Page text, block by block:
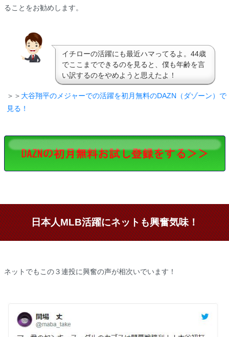
ることをお勧めします。
イチローの活躍にも最近ハマってるよ。44歳
でここまでできるのを見ると、僕も年齢を言
い訳するのをやめようと思えたよ！
＞＞大谷翔平のメジャーでの活躍を初月無料のDAZN（ダゾーン）で
見る！
日本人MLB活躍にネットも興奮気味！
ネットでもこの３連投に興奮の声が相次いでいます！